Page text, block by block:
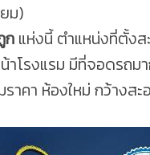
ม)
กแห่งนี้ ตำแหน่งที่ตั้งส
โรงแรม มีที่จอดรถม
าคา ห้องใหม่ กว้าง